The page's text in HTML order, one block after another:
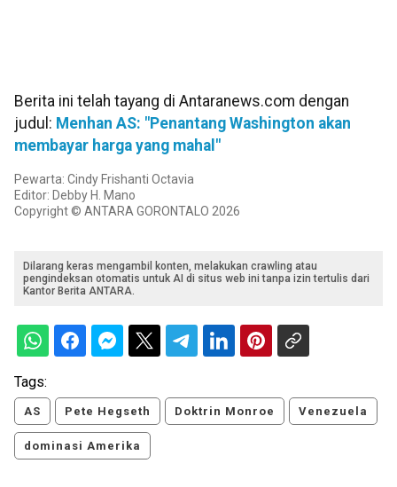
Berita ini telah tayang di Antaranews.com dengan
judul: Menhan AS: "Penantang Washington akan
membayar harga yang mahal"
Pewarta: Cindy Frishanti Octavia
Editor: Debby H. Mano
Copyright © ANTARA GORONTALO 2026
Dilarang keras mengambil konten, melakukan crawling atau
pengindeksan otomatis untuk AI di situs web ini tanpa izin tertulis dari
Kantor Berita ANTARA.
Tags:
AS Pete Hegseth Doktrin Monroe Venezuela
dominasi Amerika